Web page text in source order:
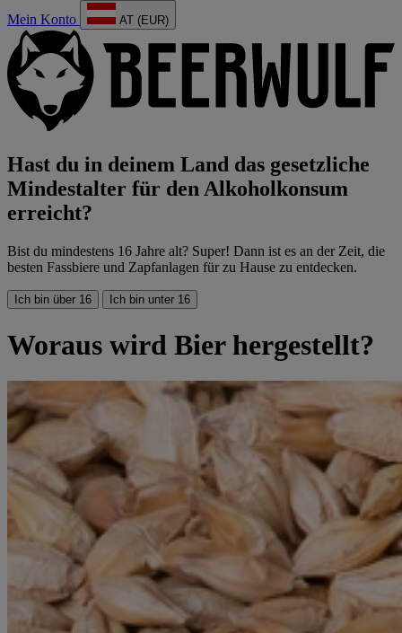
Mein Konto AT (EUR)
Hast du in deinem Land das gesetzliche
Mindestalter für den Alkoholkonsum
erreicht?
Bist du mindestens 16 Jahre alt? Super! Dann ist es an der Zeit, die
besten Fassbiere und Zapfanlagen für zu Hause zu entdecken.
Ich bin über 16 Ich bin unter 16
Woraus wird Bier hergestellt?